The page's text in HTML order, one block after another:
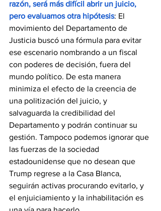
razón, será más difícil abrir un juicio,
pero evaluamos otra hipótesis: El
movimiento del Departamento de
Justicia buscó una fórmula para evitar
ese escenario nombrando a un fiscal
con poderes de decisión, fuera del
mundo político. De esta manera
minimiza el efecto de la creencia de
una politización del juicio, y
salvaguarda la credibilidad del
Departamento y podrán continuar su
gestión. Tampoco podemos ignorar que
las fuerzas de la sociedad
estadounidense que no desean que
Trump regrese a la Casa Blanca,
seguirán activas procurando evitarlo, y
el enjuiciamiento y la inhabilitación es